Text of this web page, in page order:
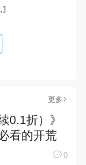
折狂送版）
更多
0.1折）》
看的开荒
0